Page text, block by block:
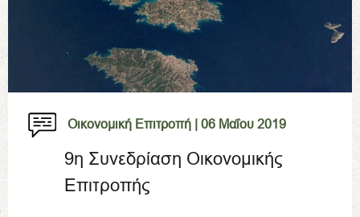
Οικονομική Επιτροπή | 06 Μαΐου 2019
9η Συνεδρίαση Οικονομικής
Επιτροπής